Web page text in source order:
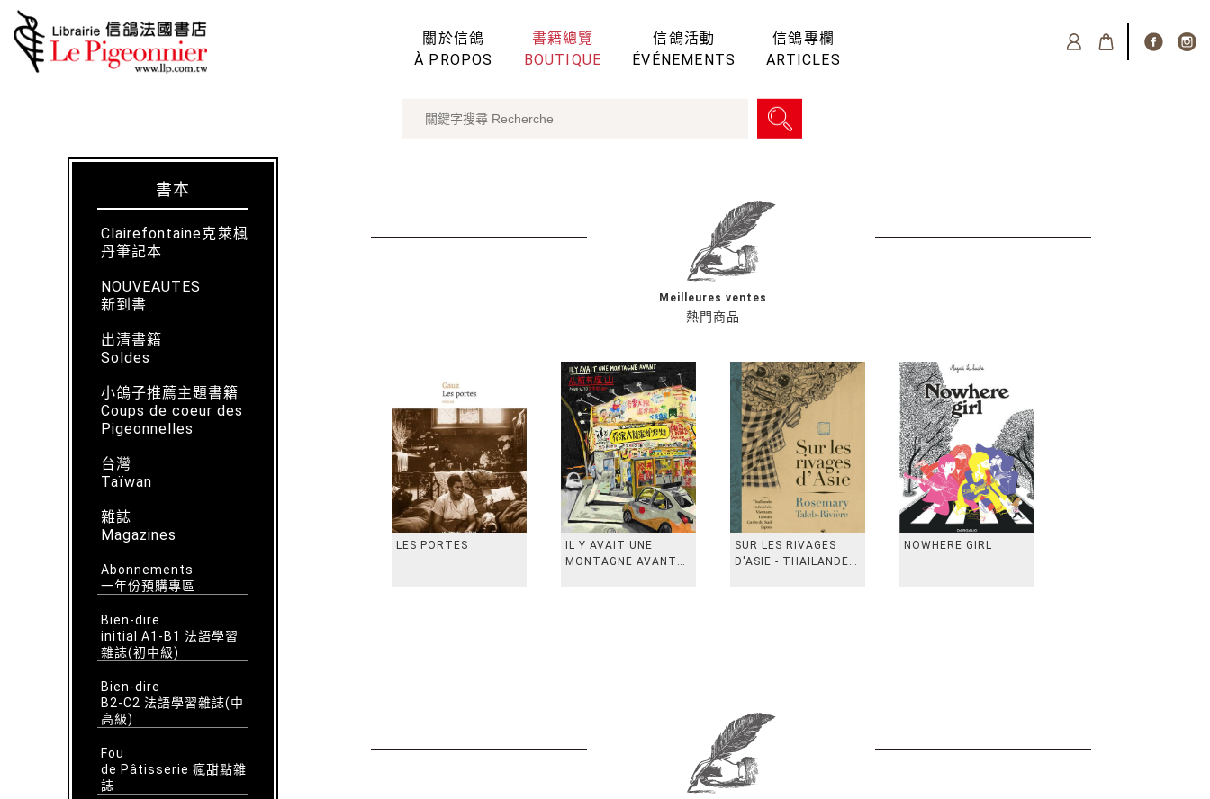
關於信鴿
À PROPOS
書籍總覽
BOUTIQUE
信鴿活動
ÉVÉNEMENTS
信鴿專欄
ARTICLES
書本
Clairefontaine克萊楓
丹筆記本
NOUVEAUTES
新到書
出清書籍
Soldes
小鴿子推薦主題書籍
Coups de coeur des
Pigeonnelles
台灣
Taïwan
雜誌
Magazines
Abonnements
一年份預購專區
Bien-dire
initial A1-B1 法語學習
雜誌(初中級)
Bien-dire
B2-C2 法語學習雜誌(中
高級)
Fou
de Pâtisserie 瘋甜點雜
誌
熱門商品
Meilleures ventes
LES PORTES
IL Y AVAIT UNE
MONTAGNE AVANT
SUR LES RIVAGES
D'ASIE - THAILANDE,
NOWHERE GIRL